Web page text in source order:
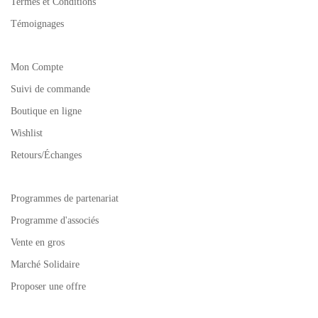
Témoignages
Mon Compte
Suivi de commande
Boutique en ligne
Wishlist
Retours/Échanges
Programmes de partenariat
Programme d'associés
Vente en gros
Marché Solidaire
Proposer une offre